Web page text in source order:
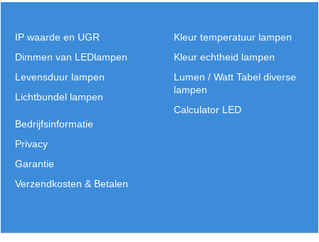
Kleur temperatuur lampen
Kleur echtheid lampen
Lumen / Watt Tabel diverse
lampen
Calculator LED
IP waarde en UGR
Dimmen van LEDlampen
Levensduur lampen
Lichtbundel lampen
Bedrijfsinformatie
Privacy
Garantie
Verzendkosten & Betalen